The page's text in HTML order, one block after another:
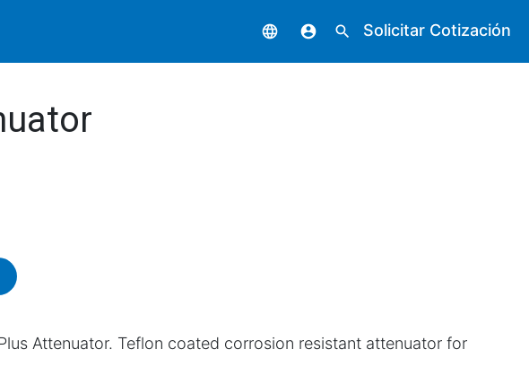
language account_circle search Solicitar Cotización
Attenuator. Teflon coated corrosion resistant attenuator for